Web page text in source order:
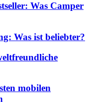
Was Camper
Was ist beliebter?
mobilen